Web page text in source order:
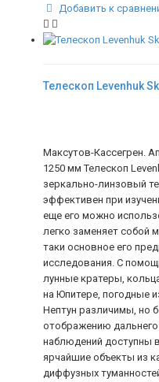
Добавить к
Телескоп Levenhuk
Максутов-Кассегрен.
1250 мм Телескоп
зеркально-линзовый
эффективен при
еще его можно
легко заменяет собой
таки основное его
исследования. С
лунные кратеры,
на Юпитере, погодные
Нептун различимы, но
отображению
наблюдений доступны
ярчайшие объекты из
диффузных